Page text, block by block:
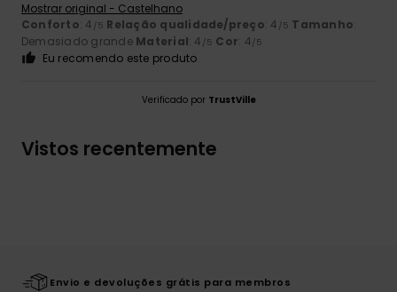
Mostrar original - Castelhano
Conforto: 4 /5 Relação qualidade/preço: 4 /5 Tamanho:
Demasiado grande Material: 4 /5 Cor: 4/5
Eu recomendo este produto
Verificado por TrustVille
Vistos recentemente
Envio e devoluções grátis para membros